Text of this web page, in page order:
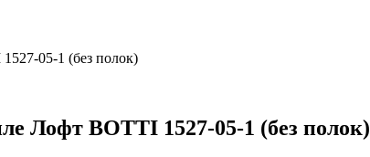
05-1 (без полок)
Лофт BOTTI 1527-05-1 (без полок)